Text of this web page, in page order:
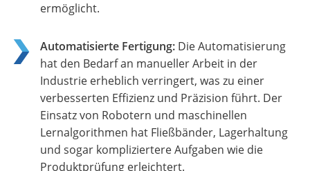
ermöglicht.
Automatisierte Fertigung: Die Automatisierung
hat den Bedarf an manueller Arbeit in der
Industrie erheblich verringert, was zu einer
verbesserten Effizienz und Präzision führt. Der
Einsatz von Robotern und maschinellen
Lernalgorithmen hat Fließbänder, Lagerhaltung
und sogar kompliziertere Aufgaben wie die
Produktprüfung erleichtert.